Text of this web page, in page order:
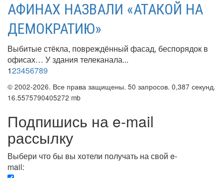
АФИНАХ НАЗВАЛИ «АТАКОЙ НА
ДЕМОКРАТИЮ»
Выбитые стёкла, повреждённый фасад, беспорядок в
офисах… У здания телеканала...
123456789
© 2002-2026. Все права защищены. 50 запросов. 0,387 секунд.
16.5575790405272 mb
Подпишись на e-mail
рассылку
Выбери что бы вы хотели получать на свой e-
mail: